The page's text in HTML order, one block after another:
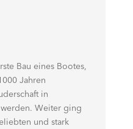
Bau eines Bootes,
Jahren
in
Weiter ging
und stark